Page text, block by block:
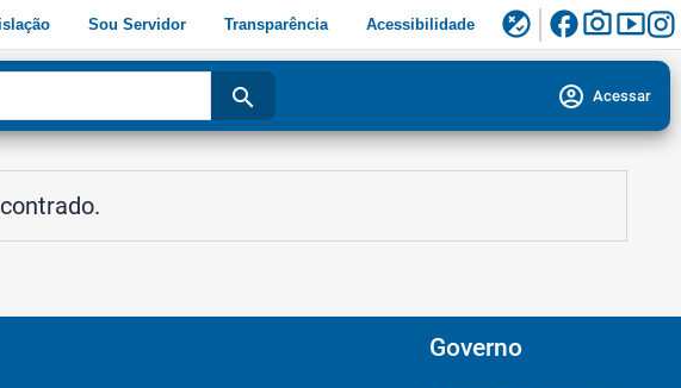
Sou Servidor Transparência Acessibilidade flaky facebookphoto_camerasmart_display
search account_circle Acessar
Governo